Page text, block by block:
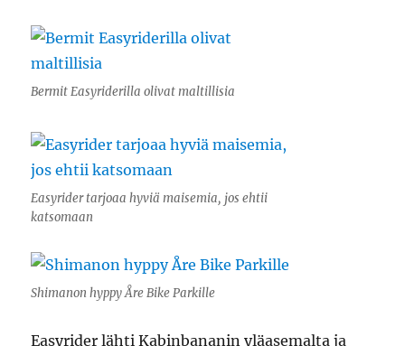
Bermit Easyriderilla olivat maltillisia
Easyrider tarjoaa hyviä maisemia, jos ehtii
katsomaan
Shimanon hyppy Åre Bike Parkille
Easyrider lähti Kabinbananin yläasemalta ja